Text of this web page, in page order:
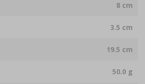
8 cm
3.5 cm
19.5 cm
50.0 g